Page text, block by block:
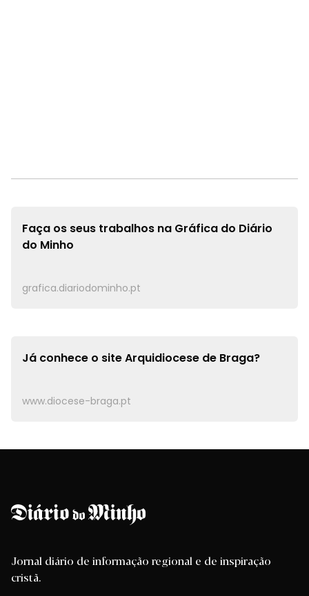
Faça os seus trabalhos na Gráfica do Diário
do Minho
grafica.diariodominho.pt
Já conhece o siteArquidiocese de Braga?
www.diocese-braga.pt
Jornal diário de informação regional e de inspiração
cristã.